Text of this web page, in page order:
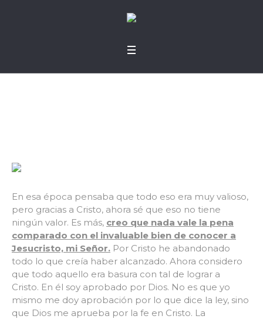
En esa época pensaba que todo eso era muy valioso,
pero gracias a Cristo, ahora sé que eso no tiene
ningún valor. Es más, creo que nada vale la pena
comparado con el invaluable bien de conocer a
Jesucristo, mi Señor. Por Cristo he abandonado
todo lo que creía haber alcanzado. Ahora considero
que todo aquello era basura con tal de lograr a
Cristo. En él soy aprobado por Dios. No es que yo
mismo me doy aprobación por lo que dice la ley, sino
que Dios me aprueba por la fe en Cristo. La